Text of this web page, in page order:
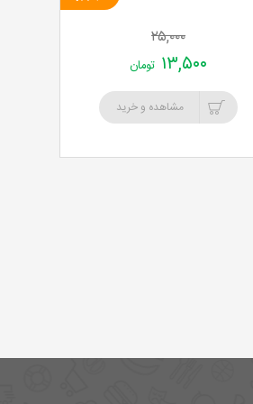
۲۵,۰۰۰
۱۳,۵۰۰ تومان
مشاهده و خرید